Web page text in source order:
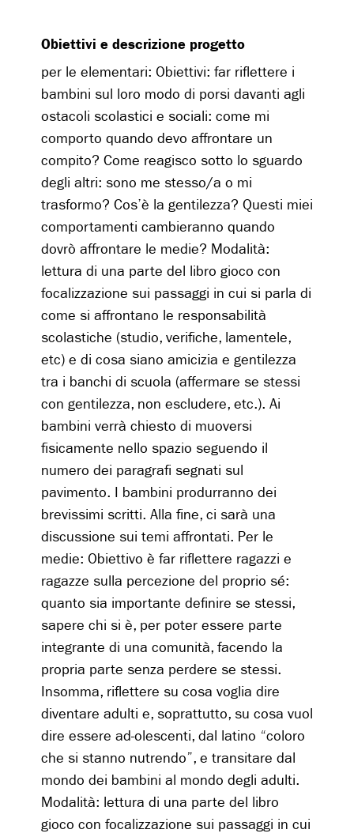
Obiettivi e descrizione progetto
per le elementari: Obiettivi: far riflettere i
bambini sul loro modo di porsi davanti agli
ostacoli scolastici e sociali: come mi
comporto quando devo affrontare un
compito? Come reagisco sotto lo sguardo
degli altri: sono me stesso/a o mi
trasformo? Cos’è la gentilezza? Questi miei
comportamenti cambieranno quando
dovrò affrontare le medie? Modalità:
lettura di una parte del libro gioco con
focalizzazione sui passaggi in cui si parla di
come si affrontano le responsabilità
scolastiche (studio, verifiche, lamentele,
etc) e di cosa siano amicizia e gentilezza
tra i banchi di scuola (affermare se stessi
con gentilezza, non escludere, etc.). Ai
bambini verrà chiesto di muoversi
fisicamente nello spazio seguendo il
numero dei paragrafi segnati sul
pavimento. I bambini produrranno dei
brevissimi scritti. Alla fine, ci sarà una
discussione sui temi affrontati. Per le
medie: Obiettivo è far riflettere ragazzi e
ragazze sulla percezione del proprio sé:
quanto sia importante definire se stessi,
sapere chi si è, per poter essere parte
integrante di una comunità, facendo la
propria parte senza perdere se stessi.
Insomma, riflettere su cosa voglia dire
diventare adulti e, soprattutto, su cosa vuol
dire essere ad-olescenti, dal latino “coloro
che si stanno nutrendo”, e transitare dal
mondo dei bambini al mondo degli adulti.
Modalità: lettura di una parte del libro
gioco con focalizzazione sui passaggi in cui